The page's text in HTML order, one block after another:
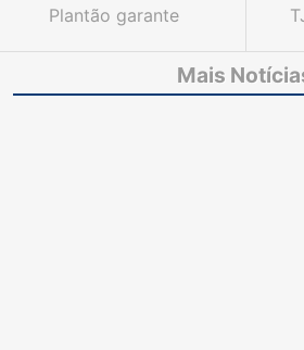
Plantão garante
Judiciário na Capital e
Interior no fim de
Mais